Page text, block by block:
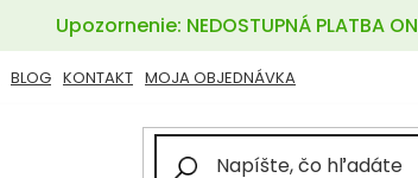
Upozornenie: NEDOSTUPNÁ PLATBA
BLOG KONTAKT MOJA OBJEDNÁVKA